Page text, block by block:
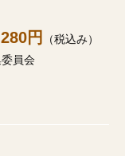
円
（税込み）
員会